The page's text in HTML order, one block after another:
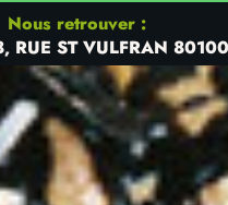
Nous retrouver :
RUE ST VULFRAN